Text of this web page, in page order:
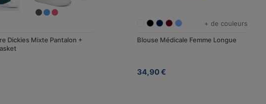
Dickies Mixte Pantalon +
+ de couleurs
Blouse Médicale Femme Longue
34,90 €